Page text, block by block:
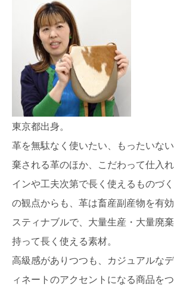
東京都出身。
革を無駄なく使いたい、もったいな
棄される革のほか、こだわって仕入
インや工夫次第で長く使えるものづ
の観点からも、革は畜産副産物を有
スティナブルで、大量生産・大量廃
持って長く使える素材。
高級感がありつつも、カジュアルな
ィネートのアクセントになる商品をつ